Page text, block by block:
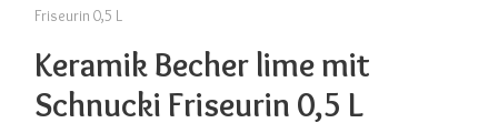
Friseurin 0,5 L
Keramik Becher lime mit
Schnucki Friseurin 0,5 L